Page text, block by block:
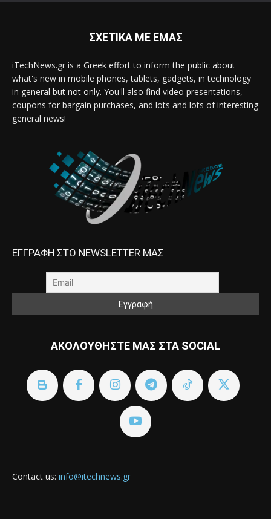
ΣΧΕΤΙΚΑ ΜΕ ΕΜΑΣ
iTechNews.gr is a Greek effort to inform the public about
what's new in mobile phones, tablets, gadgets, in technology
in general but not only. You'll also find video presentations,
coupons for bargain purchases, and lots and lots of interesting
general news!
ΕΓΓΡΑΦΗ ΣΤΟ NEWSLETTER ΜΑΣ
ΑΚΟΛΟΥΘΗΣΤΕ ΜΑΣ ΣΤΑ SOCIAL
Contact us: info@itechnews.gr